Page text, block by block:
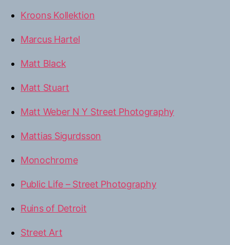
Kroons Kollektion
Marcus Hartel
Matt Black
Matt Stuart
Matt Weber N Y Street Photography
Mattias Sigurdsson
Monochrome
Public Life – Street Photography
Ruins of Detroit
Street Art